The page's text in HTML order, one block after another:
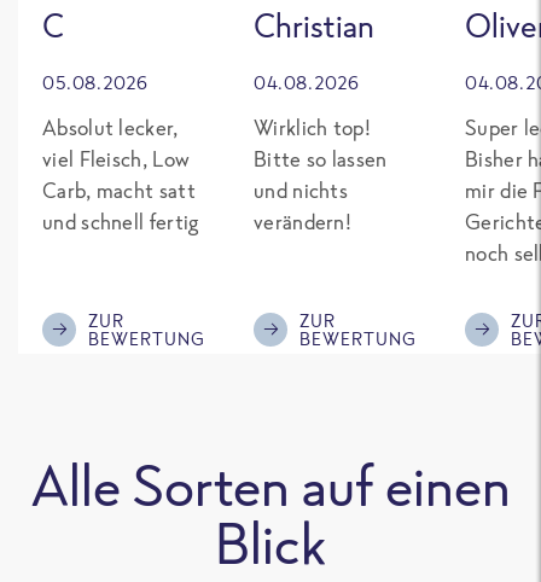
C
05.08.2026
Absolut lecker,
viel Fleisch, Low
Carb, macht satt
und schnell fertig
ZUR
BEWERTUNG
Christian
04.08.2026
Wirklich top!
Bitte so lassen
und nichts
verändern!
ZUR
BEWERTUNG
Super
Bisher
mir die
noch
Eiweiß.
was
Alle Sorten auf einen
Blick